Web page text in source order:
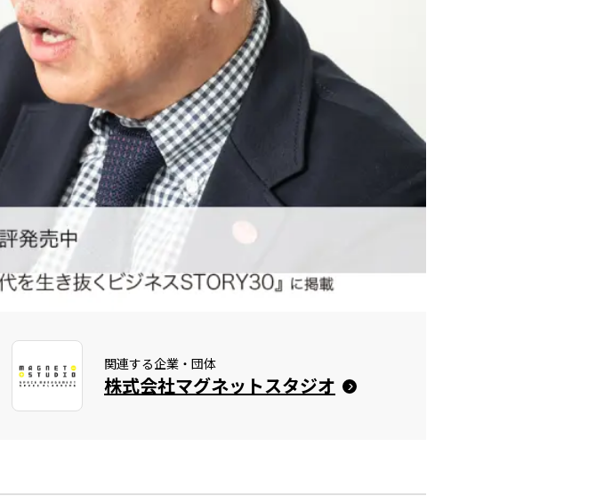
関連する企業・団体
株式会社マグネットスタジオ